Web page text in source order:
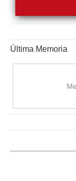
Última Memoria